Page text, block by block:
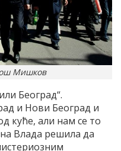
Мишков
Београд“.
и Нови Београд и
куће, али нам се то
Влада решила да